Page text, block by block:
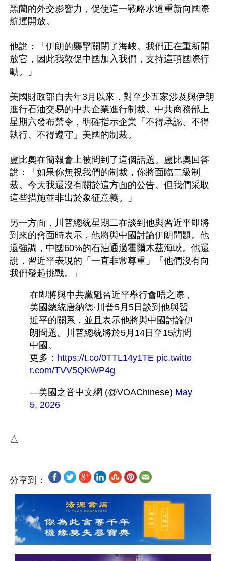
黑蘭的外交影響力，促使這一戰略水道重新向國際
航運開放。
他說：「伊朗的襲擊關閉了海峽。我們正在重新開
放它，因此我敦促中國加入我們，支持這項國際行
動。」
美國財政部自去年3月以來，對至少五家涉及與伊朗
進行石油交易的中共企業進行制裁。中共商務部上
星期六發布禁令，明確指示企業「不得承認、不得
執行、不得遵守」美國的制裁。
盧比奧在簡報會上被問到了這個話題。盧比奧回答
說：「如果你無視我們的制裁，你將面臨二級制
裁。今天我還沒有關於這方面的公告。但我們采取
這些措施並非出於象征意義。」
另一方面，川普總統星期二在談到他與習近平即將
到來的會面時表示，他將與中國討論伊朗問題。他
還強調，中國60%的石油通過霍爾木茲海峽。他還
說，習近平表現的「一直非常尊重」「他們沒有向
在即將與中共黨魁習近平舉行會晤之際，
美國總統唐納德·川普5月5日談到他與習
近平的關系，並且表示他將與中國討論伊
朗問題。川普總統將於5月14日至15訪問
中國。
更多： https://t.co/0TTL14y1TE pic.twitte
r.com/TVV5QKWP4g
—美國之音中文網 (@VOAChinese) May
5, 2026
分享到：